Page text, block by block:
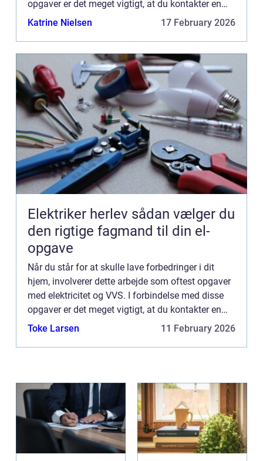
opgaver er det meget vigtigt, at du kontakter en
autoriseret fagperson. Det er nemlig strengt
Katrine Nielsen 17 February 2026
Elektriker herlev sådan vælger du
den rigtige fagmand til din el-
opgave
Når du står for at skulle lave forbedringer i dit
hjem, involverer dette arbejde som oftest opgaver
med elektricitet og VVS. I forbindelse med disse
opgaver er det meget vigtigt, at du kontakter en
autoriseret fagperson. Det er nemlig strengt
Toke Larsen 11 February 2026